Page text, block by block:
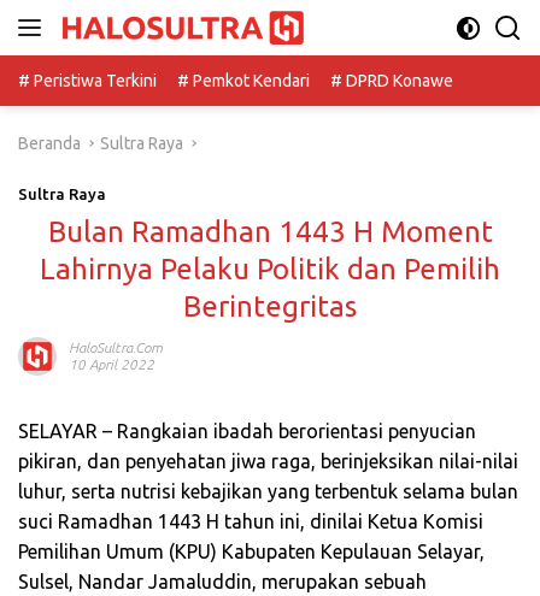
# Peristiwa Terkini
# Pemkot Kendari # DPRD Konawe
Beranda Sultra Raya
Sultra Raya
Bulan Ramadhan 1443 H Moment
Lahirnya Pelaku Politik dan Pemilih
Berintegritas
HaloSultra.com
10 April 2022
SELAYAR – Rangkaian ibadah berorientasi penyucian
pikiran, dan penyehatan jiwa raga, berinjeksikan nilai-nilai
luhur, serta nutrisi kebajikan yang terbentuk selama bulan
suci Ramadhan 1443 H tahun ini, dinilai Ketua Komisi
Pemilihan Umum (KPU) Kabupaten Kepulauan Selayar,
Sulsel, Nandar Jamaluddin, merupakan sebuah